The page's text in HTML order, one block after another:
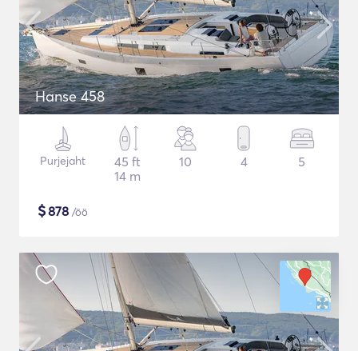
Hanse 458
Purjejaht
45 ft
14 m
10 4 5
$878 /öö